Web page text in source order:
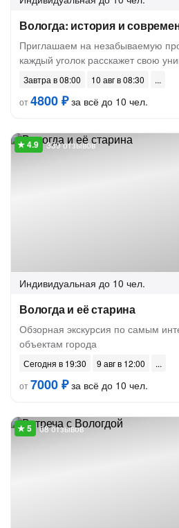
Вологда: история и
Приглашаем на незабываемую
каждый уголок расскажет свою
Завтра в 08:00
10 авг в 08:30
от4800 ₽за всё до 10 чел.
339 отзывов
Индивидуальная до 10 чел.
Вологда и её старина
Обзорная экскурсия по самым
объектам города
Сегодня в 19:30
9 авг в 12:00
от7000 ₽за всё до 10 чел.
68 отзывов